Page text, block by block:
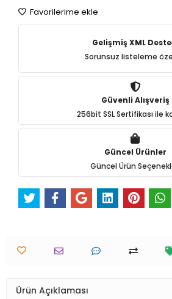
Favorilerime ekle
Gelişmiş XML
Sorunsuz listeleme
Güvenli Alışveriş
256bit SSL Sertifikası ile
Güncel Ürünler
Güncel Ürün
Ürün Açıklaması